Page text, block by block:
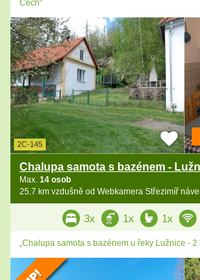
Čech“
2C-145
Chalupa samota s bazénem -
Max. 14 osob
25.7 km vzdušně od Webkamera Střezimíř
3x 1x 1x
„Chalupa samota s bazénem u řeky Lužnice -